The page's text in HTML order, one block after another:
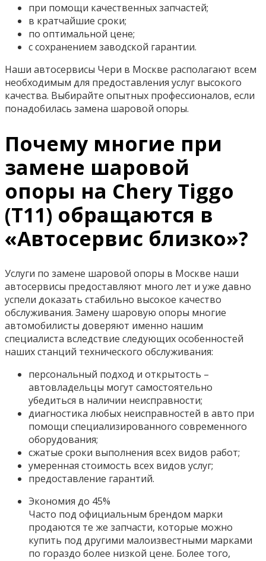
при помощи качественных запчастей;
в кратчайшие сроки;
по оптимальной цене;
с сохранением заводской гарантии.
Наши автосервисы Чери в Москве располагают всем
необходимым для предоставления услуг высокого
качества. Выбирайте опытных профессионалов, если
понадобилась замена шаровой опоры.
Почему многие при
замене шаровой
опоры на Chery Tiggo
(T11) обращаются в
«Автосервис близко»?
Услуги по замене шаровой опоры в Москве наши
автосервисы предоставляют много лет и уже давно
успели доказать стабильно высокое качество
обслуживания. Замену шаровую опоры многие
автомобилисты доверяют именно нашим
специалиста вследствие следующих особенностей
наших станций технического обслуживания:
персональный подход и открытость –
автовладельцы могут самостоятельно
убедиться в наличии неисправности;
диагностика любых неисправностей в авто при
помощи специализированного современного
оборудования;
сжатые сроки выполнения всех видов работ;
умеренная стоимость всех видов услуг;
предоставление гарантий.
Экономия до 45%
Часто под официальным брендом марки
продаются те же запчасти, которые можно
купить под другими малоизвестными марками
по гораздо более низкой цене. Более того,